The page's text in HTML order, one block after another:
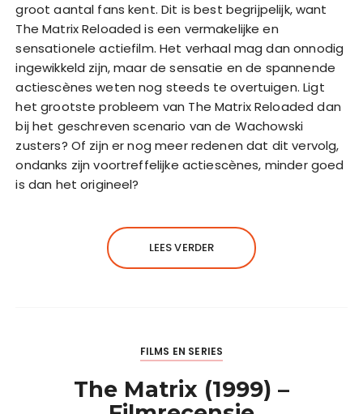
groot aantal fans kent. Dit is best begrijpelijk, want
The Matrix Reloaded is een vermakelijke en
sensationele actiefilm. Het verhaal mag dan onnodig
ingewikkeld zijn, maar de sensatie en de spannende
actiescènes weten nog steeds te overtuigen. Ligt
het grootste probleem van The Matrix Reloaded dan
bij het geschreven scenario van de Wachowski
zusters? Of zijn er nog meer redenen dat dit vervolg,
ondanks zijn voortreffelijke actiescènes, minder goed
is dan het origineel?
LEES VERDER
FILMS EN SERIES
The Matrix (1999) –